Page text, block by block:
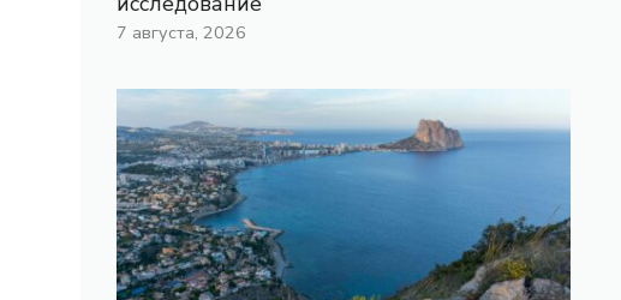
7 августа, 2026